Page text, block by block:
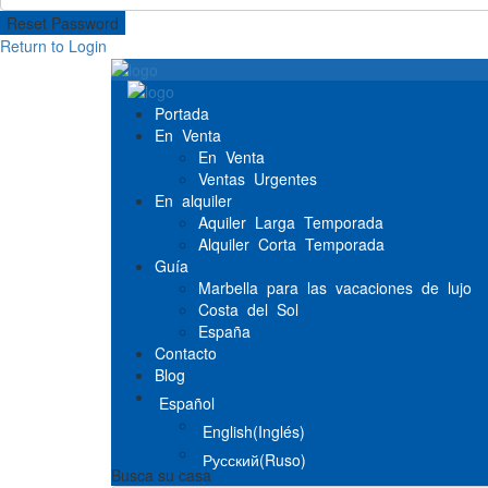
Reset Password
Return to Login
Portada
En Venta
En Venta
Ventas Urgentes
En alquiler
Aquiler Larga Temporada
Alquiler Corta Temporada
Guía
Marbella para las vacaciones de lujo
Costa del Sol
España
Contacto
Blog
Español
English(Inglés)
Русский(Ruso)
Busca su casa